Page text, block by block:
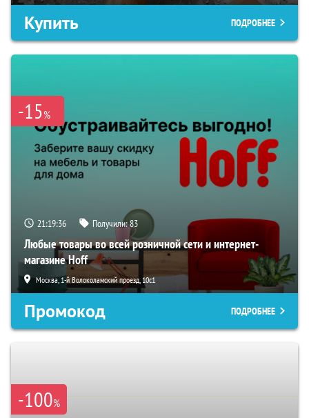
Купить ПОДРОБНЕЕ
-15%
21:19:35 Получили:83
Любые товары во всей розничной сети и интернет-
магазине Hoff
Москва, 1-й Волоколамский проезд, 10с1
Промокод ПОДРОБНЕЕ
-100%